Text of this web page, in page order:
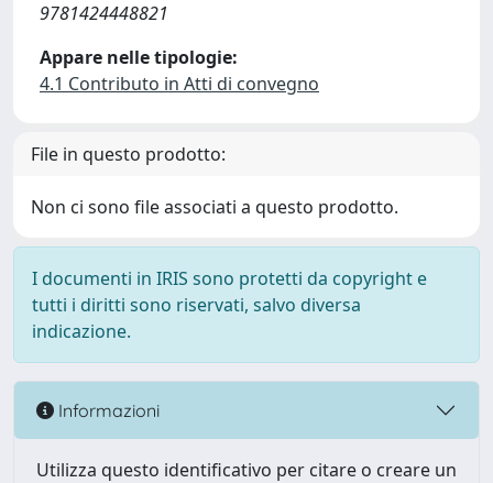
9781424448821
Appare nelle tipologie:
4.1 Contributo in Atti di convegno
File in questo prodotto:
Non ci sono file associati a questo prodotto.
I documenti in IRIS sono protetti da copyright e
tutti i diritti sono riservati, salvo diversa
indicazione.
Informazioni
Utilizza questo identificativo per citare o creare un